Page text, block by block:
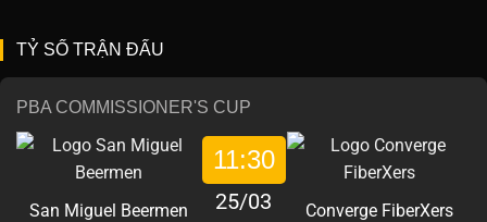
TỶ SỐ TRẬN ĐẤU
PBA COMMISSIONER'S CUP
San Miguel Beermen
11:30
25/03 Converge FiberXers